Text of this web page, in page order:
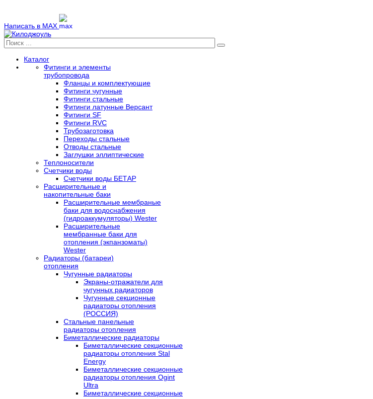
Написать в MAX
Каталог
Фитинги и элементы
трубопровода
Фланцы и комплектующие
Фитинги чугунные
Фитинги стальные
Фитинги латунные Версант
Фитинги SF
Фитинги RVC
Трубозаготовка
Переходы стальные
Отводы стальные
Заглушки эллиптические
Теплоносители
Счетчики воды
Счетчики воды БЕТАР
Расширительные и
накопительные баки
Расширительные мембраные
баки для водоснабжения
(гидроаккумуляторы) Wester
Расширительные
мембранные баки для
отопления (экпанзоматы)
Wester
Радиаторы (батареи)
отопления
Чугунные радиаторы
Экраны-отражатели для
чугунных радиаторов
Чугунные секционные
радиаторы отопления
(РОССИЯ)
Стальные панельные
радиаторы отопления
Биметаллические радиаторы
Биметаллические секционные
радиаторы отопления Stal
Energy
Биметаллические секционные
радиаторы отопления Ogint
Ultra
Биметаллические секционные